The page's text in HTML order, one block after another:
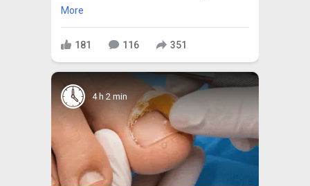
More
181 116 351
4 h 2 min